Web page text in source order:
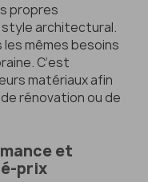
propres
architectural.
les mêmes besoins
C’est
matériaux afin
rénovation ou de
et
prix